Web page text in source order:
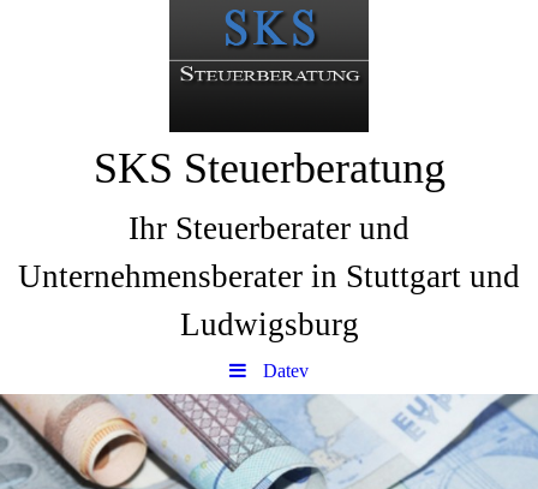
SKS Steuerberatung
Ihr Steuerberater und
Unternehmensberater in Stuttgart und
Ludwigsburg
Datev